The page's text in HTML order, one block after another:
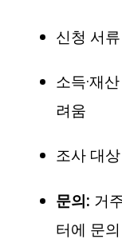
신청 서
소득·재
려움
조사 대
문의: 거
터에 문의